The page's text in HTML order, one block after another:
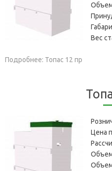
Объем
Вес
Подробнее: Топас 12 пр
Цена
Объем
Объем